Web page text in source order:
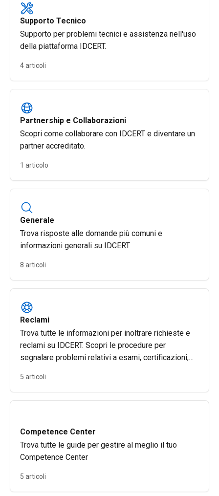
Supporto Tecnico
Supporto per problemi tecnici e assistenza nell'uso
della piattaforma IDCERT.
4 articoli
Partnership e Collaborazioni
Scopri come collaborare con IDCERT e diventare un
partner accreditato.
1 articolo
Generale
Trova risposte alle domande più comuni e
informazioni generali su IDCERT
8 articoli
Reclami
Trova tutte le informazioni per inoltrare richieste e
reclami su IDCERT. Scopri le procedure per
segnalare problemi relativi a esami, certificazioni,
tecnico e fatturazione.
5 articoli
Competence Center
Trova tutte le guide per gestire al meglio il tuo
Competence Center
5 articoli